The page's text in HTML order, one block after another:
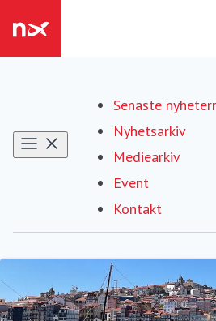
Senaste
Nyhetsarkiv
Mediearkiv
Event
Kontakt